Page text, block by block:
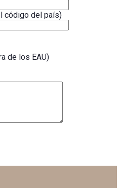
código del país)
de los EAU)